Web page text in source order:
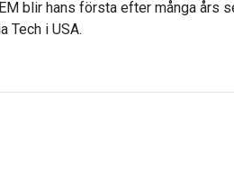
blir hans första efter många års
Tech i USA.